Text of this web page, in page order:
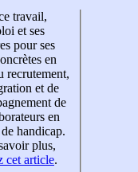
travail,
et ses
pour ses
en
recrutement,
et de
de
en
handicap.
plus,
cet article.